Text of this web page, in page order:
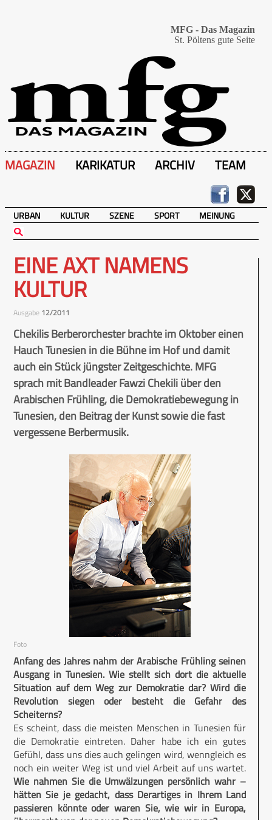
MFG - Das Magazin
St. Pöltens gute Seite
MAGAZIN KARIKATUR ARCHIV TEAM
URBAN KULTUR SZENE SPORT MEINUNG
EINE AXT NAMENS
KULTUR
Ausgabe 12/2011
Chekilis Berberorchester brachte im Oktober einen
Hauch Tunesien in die Bühne im Hof und damit
auch ein Stück jüngster Zeitgeschichte. MFG
sprach mit Bandleader Fawzi Chekili über den
Arabischen Frühling, die Demokratiebewegung in
Tunesien, den Beitrag der Kunst sowie die fast
vergessene Berbermusik.
Foto
Anfang des Jahres nahm der Arabische Frühling seinen
Ausgang in Tunesien. Wie stellt sich dort die aktuelle
Situation auf dem Weg zur Demokratie dar? Wird die
Revolution siegen oder besteht die Gefahr des
Scheiterns?
Es scheint, dass die meisten Menschen in Tunesien für
die Demokratie eintreten. Daher habe ich ein gutes
Gefühl, dass uns dies auch gelingen wird, wenngleich es
noch ein weiter Weg ist und viel Arbeit auf uns wartet.
Wie nahmen Sie die Umwälzungen persönlich wahr –
hätten Sie je gedacht, dass Derartiges in Ihrem Land
passieren könnte oder waren Sie, wie wir in Europa,